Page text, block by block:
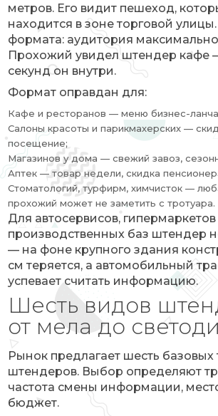
метров. Его видит пешеход,
находится в зоне торговой
формата: аудитория
Прохожий увидел штендер кафе
секунд он внутри.
Формат оправдан для:
Кафе и ресторанов — меню бизнес-
Салоны красоты и парикмахерских —
посещение;
Магазинов у дома — свежий завоз,
Аптек — товар недели, скидка
Стоматологий, турфирм, химчисток —
прохожий может не заметить с тротуара.
Для автосервисов, гипермаркетов
производственных баз штендер
— на фоне крупного здания
см теряется, а автомобильный
успевает считать информацию.
Шесть видов
от мела до
Рынок предлагает шесть базовых
штендеров. Выбор определяют
частота смены информации,
бюджет.